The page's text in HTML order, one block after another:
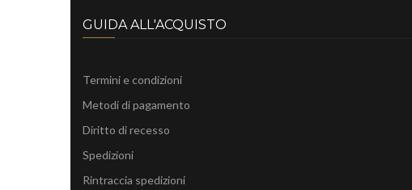
GUIDA ALL'ACQUISTO
Termini e condizioni
Metodi di pagamento
Diritto di recesso
Spedizioni
Rintraccia spedizioni